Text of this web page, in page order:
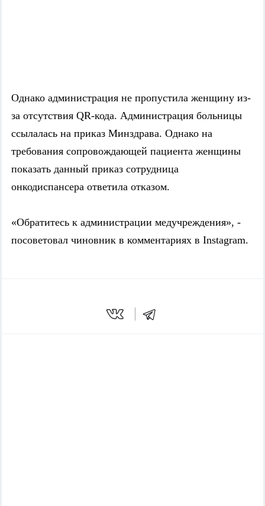
Однако администрация не пропустила женщину из-
за отсутствия QR-кода. Администрация больницы
ссылалась на приказ Минздрава. Однако на
требования сопровождающей пациента женщины
показать данный приказ сотрудница
онкодиспансера ответила отказом.
«Обратитесь к администрации медучреждения», -
посоветовал чиновник в комментариях в Instagram.